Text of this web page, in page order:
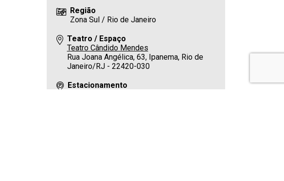
Região
Zona Sul / Rio de Janeiro
Teatro / Espaço
Teatro Cândido Mendes
Rua Joana Angélica, 63, Ipanema, Rio de
Janeiro/RJ - 22420-030
Estacionamento